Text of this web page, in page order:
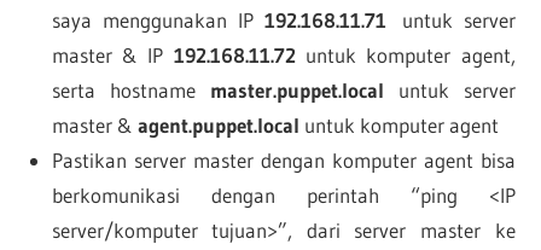
saya menggunakan IP192.168.11.71 untuk server
master & IP 192.168.11.72 untuk komputer agent,
serta hostname master.puppet.local untuk server
master & agent.puppet.local untuk komputer agent
Pastikan server master dengan komputer agent bisa
berkomunikasi dengan perintah “ping <IP
server/komputer tujuan>”, dari server master ke